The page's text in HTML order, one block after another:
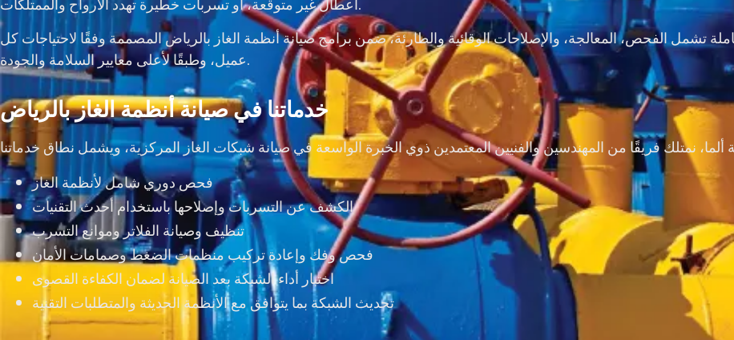
أعطال غير متوقعة، أو تسربات خطيرة تهدد الأرواح والممتلكات.
تشمل الفحص، المعالجة، والإصلاحات الوقائية والطارئة، ضمن برامج صيانة أنظمة الغاز بالرياض المصممة وفقًا لاحتياجات كل
عميل، وطبقًا لأعلى معايير السلامة والجودة.
خدماتنا في صيانة أنظمة الغاز بالرياض
فحص دوري شامل لأنظمة الغاز
الكشف عن التسربات وإصلاحها باستخدام أحدث التقنيات
تنظيف وصيانة الفلاتر وموانع التسرب
فحص وفك وإعادة تركيب منظمات الضغط وصمامات الأمان
اختبار أداء الشبكة بعد الصيانة لضمان الكفاءة القصوى
تحديث الشبكة بما يتوافق مع الأنظمة الحديثة والمتطلبات التقنية